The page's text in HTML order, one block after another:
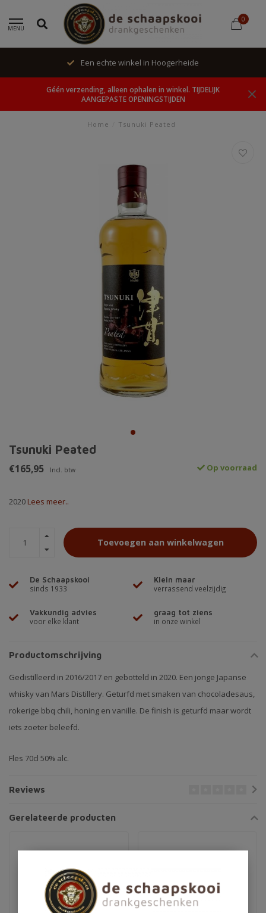
MENU
0
Een echte winkel in Hoogerheide
Géén verzending, alleen ophalen in winkel. TIJDELIJK
AANGEPASTE OPENINGSTIJDEN
Home Tsunuki Peated
Tsunuki Peated
€165,95 Incl. btw Op voorraad
2020 Lees meer..
Toevoegen aan winkelwagen
De Schaapskooi
sinds 1933
Klein maar
verrassend veelzijdig
Vakkundig advies
voor elke klant
graag tot ziens
in onze winkel
Productomschrijving
Gedistilleerd in 2016/2017 en gebotteld in 2020. Een jonge Japanse
whisky van Mars Distillery. Geturfd met smaken van chocoladesaus,
rokerige bbq chili, honing en vanille. De finish is geturfd maar wordt
iets zoeter beleefd.
Fles 70cl 50% alc.
Reviews
Gerelateerde producten